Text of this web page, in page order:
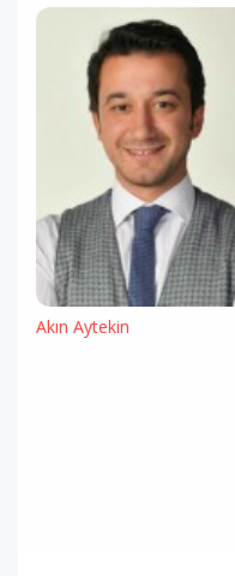
Akın Aytekin